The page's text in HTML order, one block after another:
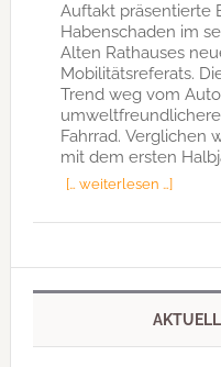
Auftakt präsentierte
Habenschaden im
Alten Rathauses
Mobilitätsreferats.
Trend weg vom
Fahrrad. Verglichen
mit dem ersten
[… weiterlesen …]